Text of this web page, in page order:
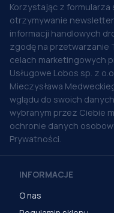
Korzystając z
otrzymywanie
informacji handlowych
zgodę na przetwarzanie
celach marketingowych
Usługowe Lobos sp. z
Mieczysława
wglądu do swoich
wybranym przez Ciebie
ochronie danych
Prywatności.
INFORMACJE
O nas